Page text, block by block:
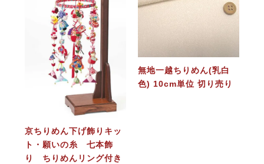
京ちりめん下げ飾りキッ
ト・願いの糸 七本飾
り ちりめんリング付き
無地一越ちりめん(乳白
色) 10cm単位 切り売り